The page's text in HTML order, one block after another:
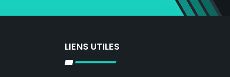
LIENS UTILES